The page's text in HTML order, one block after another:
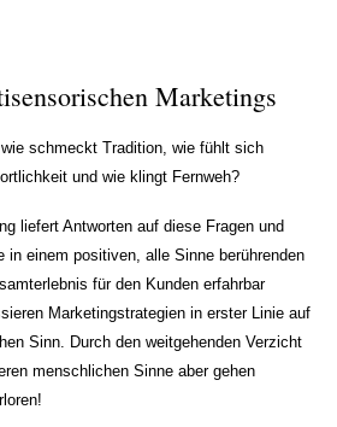
Marketings
schmeckt Tradition, wie fühlt sich
und wie klingt Fernweh?
liefert Antworten auf diese Fragen und
in einem positiven, alle Sinne berührenden
für den Kunden erfahrbar
Marketingstrategien in erster Linie auf
Sinn. Durch den weitgehenden Verzicht
menschlichen Sinne aber gehen